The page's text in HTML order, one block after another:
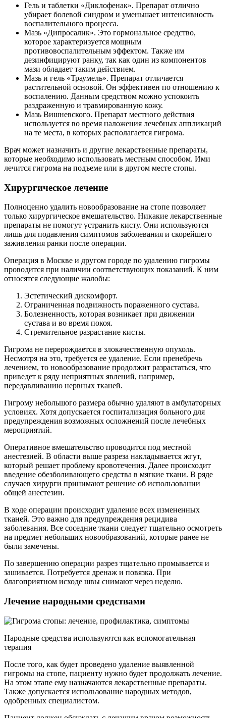
Гель и таблетки «Диклофенак». Препарат отлично
убирает болевой синдром и уменьшает интенсивность
воспалительного процесса.
Мазь «Дипросалик». Это гормональное средство,
которое характеризуется мощным
противовоспалительным эффектом. Также им
дезинфицируют ранку, так как один из компонентов
мази обладает таким действием.
Мазь и гель «Траумель». Препарат отличается
растительной основой. Он эффективен по отношению к
воспалению. Данным средством можно успокоить
раздраженную и травмированную кожу.
Мазь Вишневского. Препарат местного действия
используется во время наложения лечебных аппликаций
на те места, в которых располагается гигрома.
Врач может назначить и другие лекарственные препараты,
которые необходимо использовать местным способом. Ими
лечится гигрома на подъеме или в другом месте стопы.
Хирургическое лечение
Полноценно удалить новообразование на стопе позволяет
только хирургическое вмешательство. Никакие лекарственные
препараты не помогут устранить кисту. Они используются
лишь для подавления симптомов заболевания и скорейшего
заживления ранки после операции.
Операция в Москве и другом городе по удалению гигромы
проводится при наличии соответствующих показаний. К ним
относятся следующие жалобы:
Эстетический дискомфорт.
Ограниченная подвижность пораженного сустава.
Болезненность, которая возникает при движении
сустава и во время покоя.
Стремительное разрастание кисты.
Гигрома не перерождается в злокачественную опухоль.
Несмотря на это, требуется ее удаление. Если пренебречь
лечением, то новообразование продолжит разрастаться, что
приведет к ряду неприятных явлений, например,
передавливанию нервных тканей.
Гигрому небольшого размера обычно удаляют в амбулаторных
условиях. Хотя допускается госпитализация больного для
предупреждения возможных осложнений после лечебных
мероприятий.
Оперативное вмешательство проводится под местной
анестезией. В области выше разреза накладывается жгут,
который решает проблему кровотечения. Далее происходит
введение обезболивающего средства в мягкие ткани. В ряде
случаев хирурги принимают решение об использовании
общей анестезии.
В ходе операции происходит удаление всех измененных
тканей. Это важно для предупреждения рецидива
заболевания. Все соседние ткани следует тщательно осмотреть
на предмет небольших новообразований, которые ранее не
были замечены.
По завершению операции разрез тщательно промывается и
зашивается. Потребуется дренаж и повязка. При
благоприятном исходе швы снимают через неделю.
Лечение народными средствами
Народные средства используются как вспомогательная
терапия
После того, как будет проведено удаление выявленной
гигромы на стопе, пациенту нужно будет продолжать лечение.
На этом этапе ему назначаются лекарственные препараты.
Также допускается использование народных методов,
одобренных специалистом.